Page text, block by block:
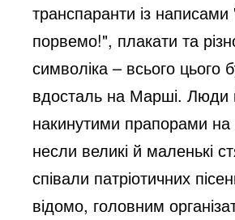
транспаранти із написами
порвемо!", плакати та
символіка – всього цього
вдосталь на Марші.
накинутими прапорами на
несли великі й маленькі
співали патріотичних
відомо, головним